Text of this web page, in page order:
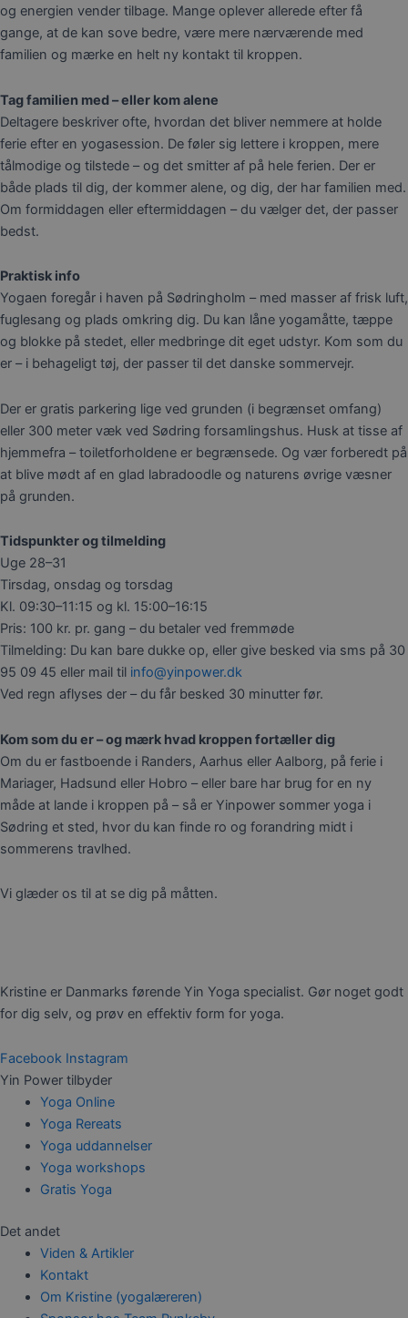
og energien vender tilbage. Mange oplever allerede efter få
gange, at de kan sove bedre, være mere nærværende med
familien og mærke en helt ny kontakt til kroppen.
Tag familien med – eller kom alene
Deltagere beskriver ofte, hvordan det bliver nemmere at holde
ferie efter en yogasession. De føler sig lettere i kroppen, mere
tålmodige og tilstede – og det smitter af på hele ferien. Der er
både plads til dig, der kommer alene, og dig, der har familien med.
Om formiddagen eller eftermiddagen – du vælger det, der passer
bedst.
Praktisk info
Yogaen foregår i haven på Sødringholm – med masser af frisk luft,
fuglesang og plads omkring dig. Du kan låne yogamåtte, tæppe
og blokke på stedet, eller medbringe dit eget udstyr. Kom som du
er – i behageligt tøj, der passer til det danske sommervejr.
Der er gratis parkering lige ved grunden (i begrænset omfang)
eller 300 meter væk ved Sødring forsamlingshus. Husk at tisse af
hjemmefra – toiletforholdene er begrænsede. Og vær forberedt på
at blive mødt af en glad labradoodle og naturens øvrige væsner
på grunden.
Tidspunkter og tilmelding
Uge 28–31
Tirsdag, onsdag og torsdag
Kl. 09:30–11:15 og kl. 15:00–16:15
Pris: 100 kr. pr. gang – du betaler ved fremmøde
Tilmelding: Du kan bare dukke op, eller give besked via sms på 30
95 09 45 eller mail til info@yinpower.dk
Ved regn aflyses der – du får besked 30 minutter før.
Kom som du er – og mærk hvad kroppen fortæller dig
Om du er fastboende i Randers, Aarhus eller Aalborg, på ferie i
Mariager, Hadsund eller Hobro – eller bare har brug for en ny
måde at lande i kroppen på – så er Yinpower sommer yoga i
Sødring et sted, hvor du kan finde ro og forandring midt i
sommerens travlhed.
Vi glæder os til at se dig på måtten.
Kristine er Danmarks førende Yin Yoga specialist. Gør noget godt
for dig selv, og prøv en effektiv form for yoga.
Facebook Instagram
Yin Power tilbyder
Yoga Online
Yoga Rereats
Yoga uddannelser
Yoga workshops
Gratis Yoga
Det andet
Viden & Artikler
Kontakt
Om Kristine (yogalæreren)